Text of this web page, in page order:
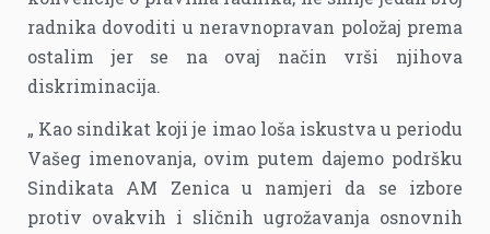
radnika dovoditi u neravnopravan položaj prema
ostalim jer se na ovaj način vrši njihova
diskriminacija.
„ Kao sindikat koji je imao loša iskustva u periodu
Vašeg imenovanja, ovim putem dajemo podršku
Sindikata AM Zenica u namjeri da se izbore
protiv ovakvih i sličnih ugrožavanja osnovnih